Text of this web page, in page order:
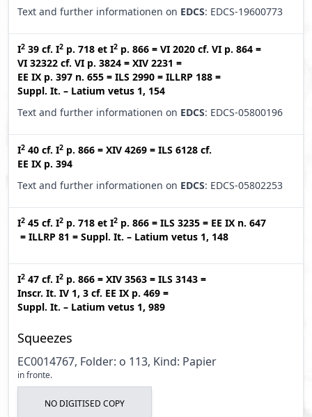
Text and further informationen on EDCS: EDCS-19600773
I2 39 cf. I2 p. 718 et I2 p. 866 = VI 2020 cf. VI p. 864 =
VI 32322 cf. VI p. 3824 = XIV 2231 =
EE IX p. 397 n. 655 = ILS 2990 = ILLRP 188 =
Suppl. It. – Latium vetus 1, 154
Text and further informationen on EDCS: EDCS-05800196
I2 40 cf. I2 p. 866 = XIV 4269 = ILS 6128 cf.
EE IX p. 394
Text and further informationen on EDCS: EDCS-05802253
I2 45 cf. I2 p. 718 et I2 p. 866 = ILS 3235 = EE IX n. 647
= ILLRP 81 = Suppl. It. – Latium vetus 1, 148
I2 47 cf. I2 p. 866 = XIV 3563 = ILS 3143 =
Inscr. It. IV 1, 3 cf. EE IX p. 469 =
Suppl. It. – Latium vetus 1, 989
Squeezes
EC0014767, Folder: o 113, Kind: Papier
in fronte.
NO DIGITISED COPY